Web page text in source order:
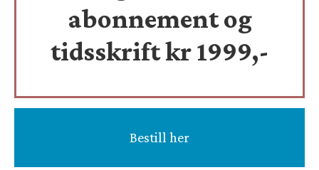
abonnement og
tidsskriftkr 1999,-
Bestill her